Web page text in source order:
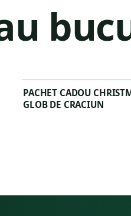
PACHET CADOU
GLOB DE CRACIUN